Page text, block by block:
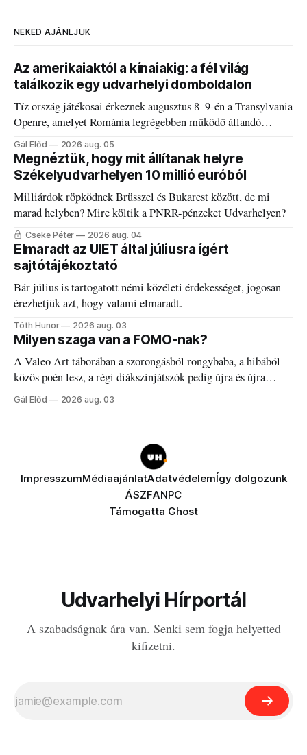
NEKED AJÁNLJUK
Az amerikaiaktól a kínaiakig: a fél világ
találkozik egy udvarhelyi domboldalon
Tíz ország játékosai érkeznek augusztus 8–9-én a Transylvania
Openre, amelyet Románia legrégebben működő állandó
discgolfpályáján rendeznek meg.
Gál Előd 2026 aug. 05
Megnéztük, hogy mit állítanak helyre
Székelyudvarhelyen 10 millió euróból
Milliárdok röpködnek Brüsszel és Bukarest között, de mi
marad helyben? Mire költik a PNRR-pénzeket Udvarhelyen?
Cseke Péter 2026 aug. 04
Elmaradt az UIET által júliusra ígért
sajtótájékoztató
Bár július is tartogatott némi közéleti érdekességet, jogosan
érezhetjük azt, hogy valami elmaradt.
Tóth Hunor 2026 aug. 03
Milyen szaga van a FOMO-nak?
A Valeo Art táborában a szorongásból rongybaba, a hibából
közös poén lesz, a régi diákszínjátszók pedig újra és újra
visszatalálnak egymáshoz.
Gál Előd 2026 aug. 03
ImpresszumMédiaajánlatAdatvédelemÍgy dolgozunk
ÁSZFANPC
Támogatta Ghost
Udvarhelyi Hírportál
A szabadságnak ára van. Senki sem fogja helyetted
kifizetni.